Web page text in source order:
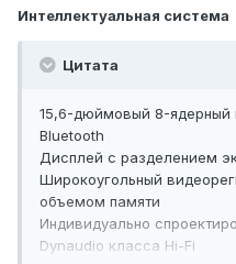
Центральный подлокотник
Кормашек для
Интеллектуальная система
Цитата
15,6-дюймовый 8-
Bluetooth
Дисплей с разделением
Широкоугольный
объемом памяти
Индивидуально
Dynaudio класса Hi-Fi